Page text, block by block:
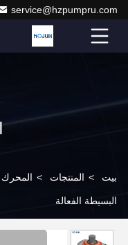
service@hzpumpru.com
بيت > المنتجات > المحرك
البسيطة الفعالة